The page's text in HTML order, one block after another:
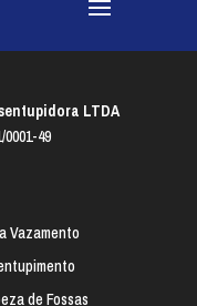
LTDA
0001-49
Vazamento
de Fossas